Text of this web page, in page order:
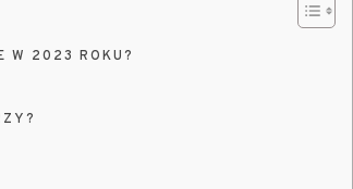
W 2023 ROKU?